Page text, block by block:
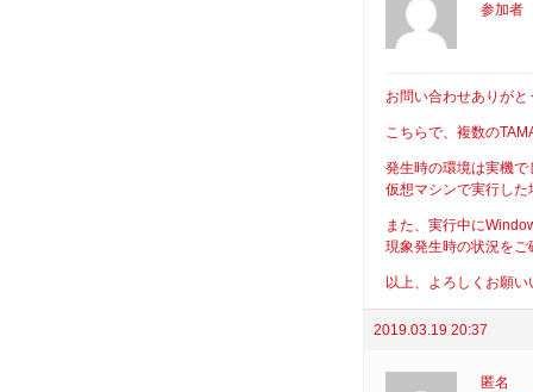
参加者
お問い合わせありが
こちらで、複数の
発生時の環境は実機で
仮想マシンで実行し
また、実行中に
現象発生時の状況を
以上、よろしくお願
2019.03.19 20:37
匿名